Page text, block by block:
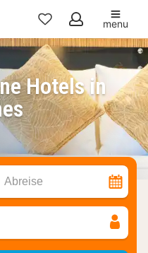
Meine
Favoriten
menu
Hotels in
Abreise